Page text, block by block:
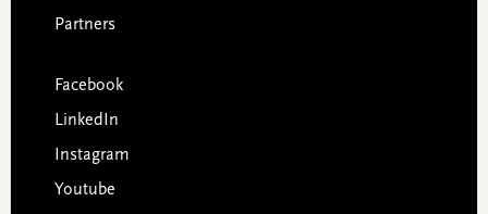
Partners
Facebook
LinkedIn
Instagram
Youtube